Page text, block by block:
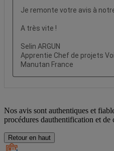
Nos avis sont authentiques et
procédures dauthentification et de
Retour en haut